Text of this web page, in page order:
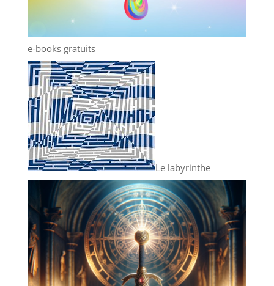
e-books gratuits
Le labyrinthe